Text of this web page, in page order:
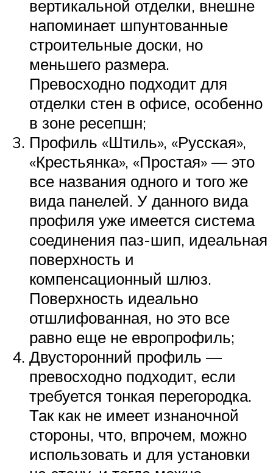
вертикальной отделки, внешне
напоминает шпунтованные
строительные доски, но
меньшего размера.
Превосходно подходит для
отделки стен в офисе, особенно
в зоне ресепшн;
Профиль «Штиль», «Русская»,
«Крестьянка», «Простая» — это
все названия одного и того же
вида панелей. У данного вида
профиля уже имеется система
соединения паз-шип, идеальная
поверхность и
компенсационный шлюз.
Поверхность идеально
отшлифованная, но это все
равно еще не европрофиль;
Двусторонний профиль —
превосходно подходит, если
требуется тонкая перегородка.
Так как не имеет изнаночной
стороны, что, впрочем, можно
использовать и для установки